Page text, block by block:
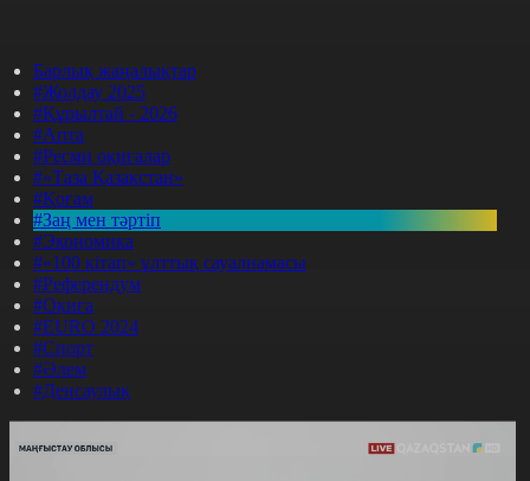
Барлық жаңалықтар
#Жолдау 2025
#Құрылтай - 2026
#Апта
#Ресми оқиғалар
#«Таза Қазақстан»
#Қоғам
#Заң мен тәртіп
#Экономика
#«100 кітап» ұлттық сауалнамасы
#Референдум
#Оқиға
#EURO 2024
#Спорт
#Әлем
#Денсаулық